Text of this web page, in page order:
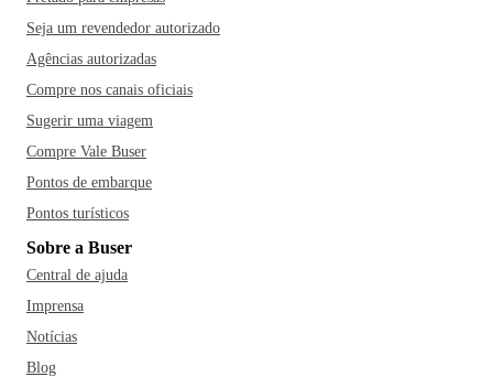
Seja um revendedor autorizado
Agências autorizadas
Compre nos canais oficiais
Sugerir uma viagem
Compre Vale Buser
Pontos de embarque
Pontos turísticos
Sobre a Buser
Central de ajuda
Imprensa
Notícias
Blog